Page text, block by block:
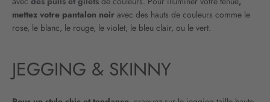
mettez votre pantalon noir avec des hauts de couleurs comme le
rose, le blanc, le rouge, le violet, le bleu clair, ou le vert.
JEGGING & SKINNY